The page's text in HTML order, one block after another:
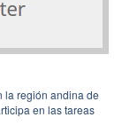
la región andina de
en las tareas